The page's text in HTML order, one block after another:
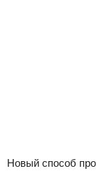
Новый способ